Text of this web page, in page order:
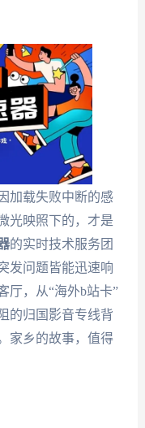
加载失败中断的感
光映照下的，才是
的实时技术服务团
发问题皆能迅速响
厅，从“海外b站卡”
的归国影音专线背
家乡的故事，值得